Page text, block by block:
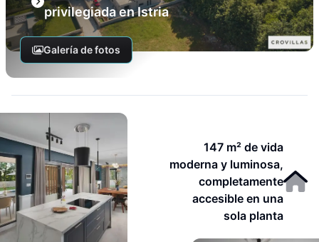
privilegiada en Istria
Galería de fotos
147 m² de vida
moderna y luminosa,
completamente
accesible en una
sola planta